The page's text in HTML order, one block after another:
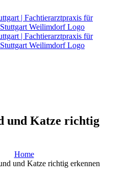
und Katze richtig
Home
und Katze richtig erkennen